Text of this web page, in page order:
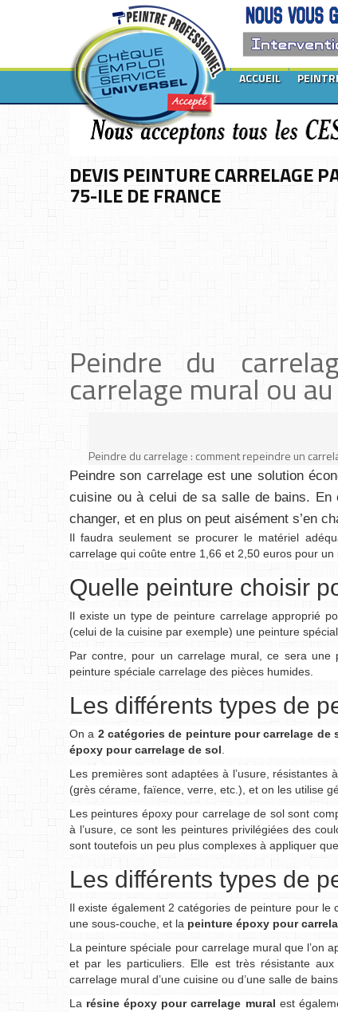
ACCUEIL
DEVIS PEINTURE CARRELAGE
75-ILE DE FRANCE
Peindre du
carrelage mural ou
Peindre du carrelage : comment repeindre un
Peindre son carrelage est une solution
cuisine ou à celui de sa salle de bains.
changer, et en plus on peut aisément s’en
Il faudra seulement se procurer le matériel
carrelage qui coûte entre 1,66 et 2,50 euros pour un
Quelle peinture choisir
Il existe un type de peinture carrelage approprié
(celui de la cuisine par exemple) une peinture
Par contre, pour un carrelage mural, ce sera
peinture spéciale carrelage des pièces humides.
Les différents types de
On a 2 catégories de peinture pour carrelage de
époxy pour carrelage de sol
Les premières sont adaptées à l’usure, résistantes
(grès cérame, faïence, verre, etc.), et on les utilise
Les peintures époxy pour carrelage de sol sont
à l’usure, ce sont les peintures privilégiées des
sont toutefois un peu plus complexes à appliquer
Les différents types de
Il existe également 2 catégories de peinture pour le
une sous-couche, et la peinture époxy pour
La peinture spéciale pour carrelage mural que l’on
et par les particuliers. Elle est très résistante
carrelage mural d’une cuisine ou d’une salle de bains.
La résine époxy pour carrelage mural est